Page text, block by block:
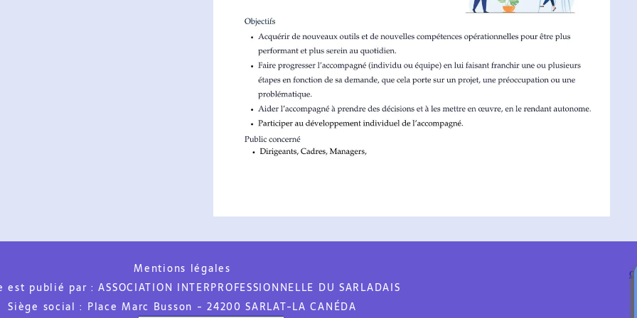
Mentions légales
publié par :ASSOCIATION INTERPROFESSIONNELLE DU SARLADAIS
social :Place Marc Busson - 24200 SARLAT-LA CANÉDA